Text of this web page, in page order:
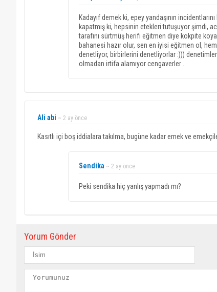
Kadayıf demek ki, epey yandaşının
kapatmış ki, hepsinin etekleri tutuşuyor şimdi,
tarafını sürtmüş herifi eğitmen diye kokpite
bahanesi hazır olur, sen en iyisi eğitmen ol,
denetliyor, birbirlerini denetliyorlar :)))
olmadan irtifa alamıyor cengaverler .
Ali abi ~ 2 ay önce
Kasıtlı içi boş iddialara takılma, bugüne kadar emek ve
Sendika ~ 2 ay önce
Peki sendika hiç yanlış yapmadı mı?
Yorum Gönder